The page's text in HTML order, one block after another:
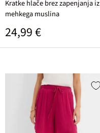
Kratke hlače brez zapenjanja iz
mehkega muslina
Običajna cena
24,99 €